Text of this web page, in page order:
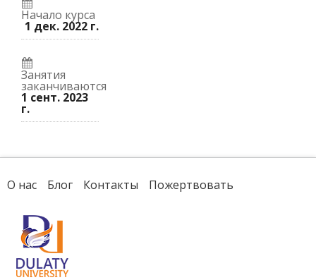
Начало курса
1 дек. 2022 г.
Занятия
заканчиваются
1 сент. 2023
г.
О нас Блог Контакты Пожертвовать